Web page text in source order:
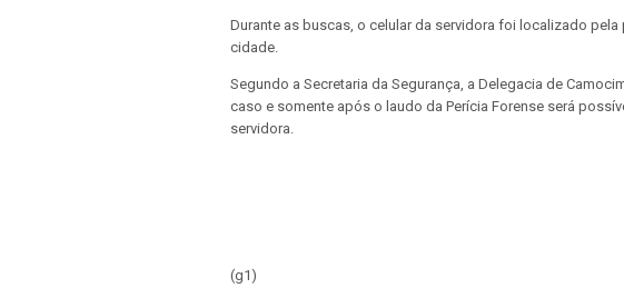
Durante as buscas, o celular da servidora foi localizado
cidade.
Segundo a Secretaria da Segurança, a Delegacia de
caso e somente após o laudo da Perícia Forense será
servidora.
(g1)